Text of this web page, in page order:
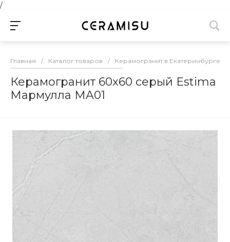
/
Главная / Каталог товаров / Керамогранит в Екатеринбурге
Керамогранит 60x60 серый Estima
Мармулла MA01